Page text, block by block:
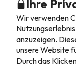
Ihre
Wir verwenden
anzuzeigen.
unsere Website
Durch das